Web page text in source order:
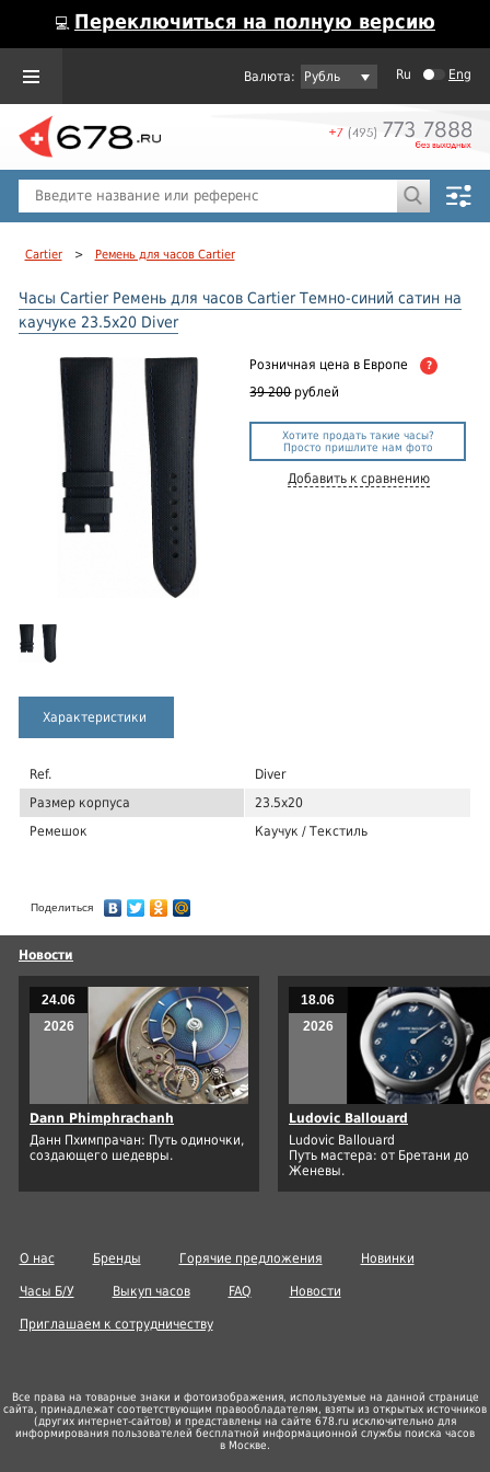
💻 Переключиться на полную версию
Рубль Ru Eng
Cartier > Ремень для часов Cartier
Часы Cartier Ремень для часов Cartier Темно-синий сатин на
каучуке 23.5x20 Diver
Розничная цена в Европе ?
39 200 рублей
Хотите продать такие часы?
Просто пришлите нам фото
Добавить к сравнению
Характеристики
Ref.
Diver
Размер корпуса
23.5x20
Ремешок
Каучук / Текстиль
Поделиться
Новости
24.06
2026
Dann Phimphrachanh
Данн Пхимпрачан: Путь одиночки,
создающего шедевры.
18.06
2026
Ludovic Ballouard
Ludovic Ballouard
Путь мастера: от Бретани до
Женевы.
О нас Бренды Горячие предложения Новинки
Часы Б/У Выкуп часов FAQ Новости
Приглашаем к сотрудничеству
Все права на товарные знаки и фотоизображения, используемые на данной странице
сайта, принадлежат соответствующим правообладателям, взяты из открытых источников
(других интернет-сайтов) и представлены на сайте 678.ru исключительно для
информирования пользователей бесплатной информационной службы поиска часов
в Москве.